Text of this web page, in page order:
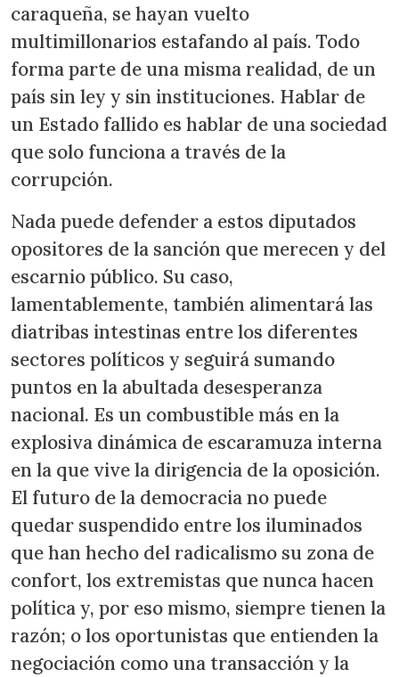
caraqueña, se hayan vuelto
multimillonarios estafando al país. Todo
forma parte de una misma realidad, de un
país sin ley y sin instituciones. Hablar de
un Estado fallido es hablar de una sociedad
que solo funciona a través de la
corrupción.
Nada puede defender a estos diputados
opositores de la sanción que merecen y del
escarnio público. Su caso,
lamentablemente, también alimentará las
diatribas intestinas entre los diferentes
sectores políticos y seguirá sumando
puntos en la abultada desesperanza
nacional. Es un combustible más en la
explosiva dinámica de escaramuza interna
en la que vive la dirigencia de la oposición.
El futuro de la democracia no puede
quedar suspendido entre los iluminados
que han hecho del radicalismo su zona de
confort, los extremistas que nunca hacen
política y, por eso mismo, siempre tienen la
razón; o los oportunistas que entienden la
negociación como una transacción y la